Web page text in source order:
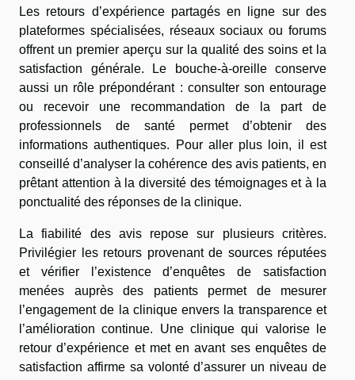
Les retours d’expérience partagés en ligne sur des
plateformes spécialisées, réseaux sociaux ou forums
offrent un premier aperçu sur la qualité des soins et la
satisfaction générale. Le bouche-à-oreille conserve
aussi un rôle prépondérant : consulter son entourage
ou recevoir une recommandation de la part de
professionnels de santé permet d’obtenir des
informations authentiques. Pour aller plus loin, il est
conseillé d’analyser la cohérence des avis patients, en
prêtant attention à la diversité des témoignages et à la
ponctualité des réponses de la clinique.
La fiabilité des avis repose sur plusieurs critères.
Privilégier les retours provenant de sources réputées
et vérifier l’existence d’enquêtes de satisfaction
menées auprès des patients permet de mesurer
l’engagement de la clinique envers la transparence et
l’amélioration continue. Une clinique qui valorise le
retour d’expérience et met en avant ses enquêtes de
satisfaction affirme sa volonté d’assurer un niveau de